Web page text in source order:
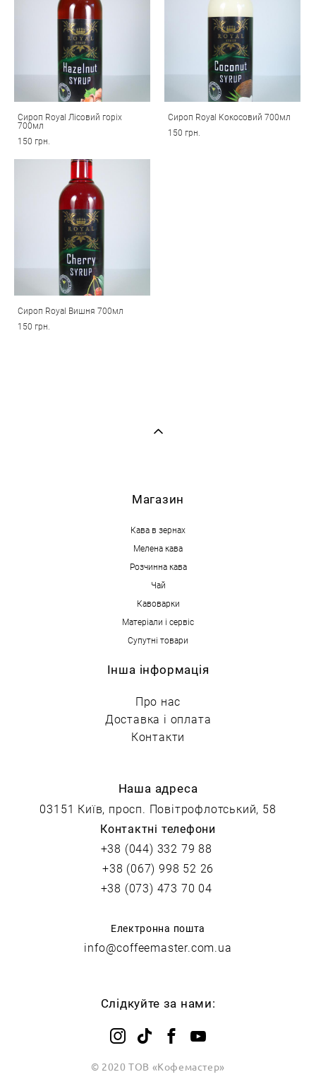
Сироп Royal Лісовий горіх
700мл
150 грн.
Сироп Royal Кокосовий 700мл
150 грн.
Сироп Royal Вишня 700мл
150 грн.
Магазин
Кава в зернах
Мелена кава
Розчинна кава
Чай
Кавоварки
Матеріали і сервіс
Супутні товари
Інша інформація
Про нас
Доставка і оплата
Контакти
Наша адреса
03151 Київ, просп. Повітрофлотський, 58
Контактні телефони
+38 (044) 332 79 88
+38 (067) 998 52 26
+38 (073) 473 70 04
Електронна пошта
info@coffeemaster.com.ua
Слідкуйте за нами:
© 2020 ТОВ «Кофемастер»